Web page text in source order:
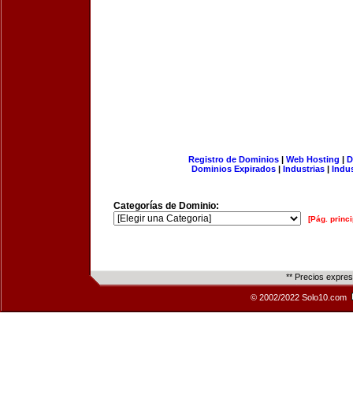
Registro de Dominios| Web Hosting |
Dominios Expirados | Industrias |
Categorías de Dominio:
[Pág.
** Precios
© 2002/2022 Solo10.com